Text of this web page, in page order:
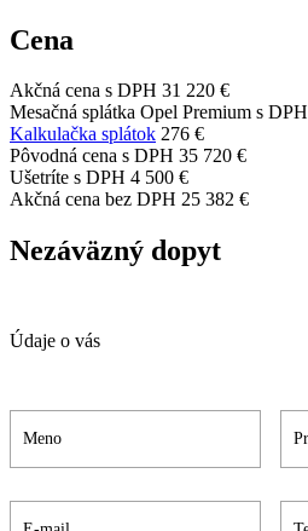
Cena
Akčná cena s DPH 31 220 €
Mesačná splátka Opel Premium s DPH
Kalkulačka splátok 276 €
Pôvodná cena s DPH 35 720 €
Ušetríte s DPH 4 500 €
Akčná cena bez DPH 25 382 €
Nezáväzný dopyt
Údaje o vás